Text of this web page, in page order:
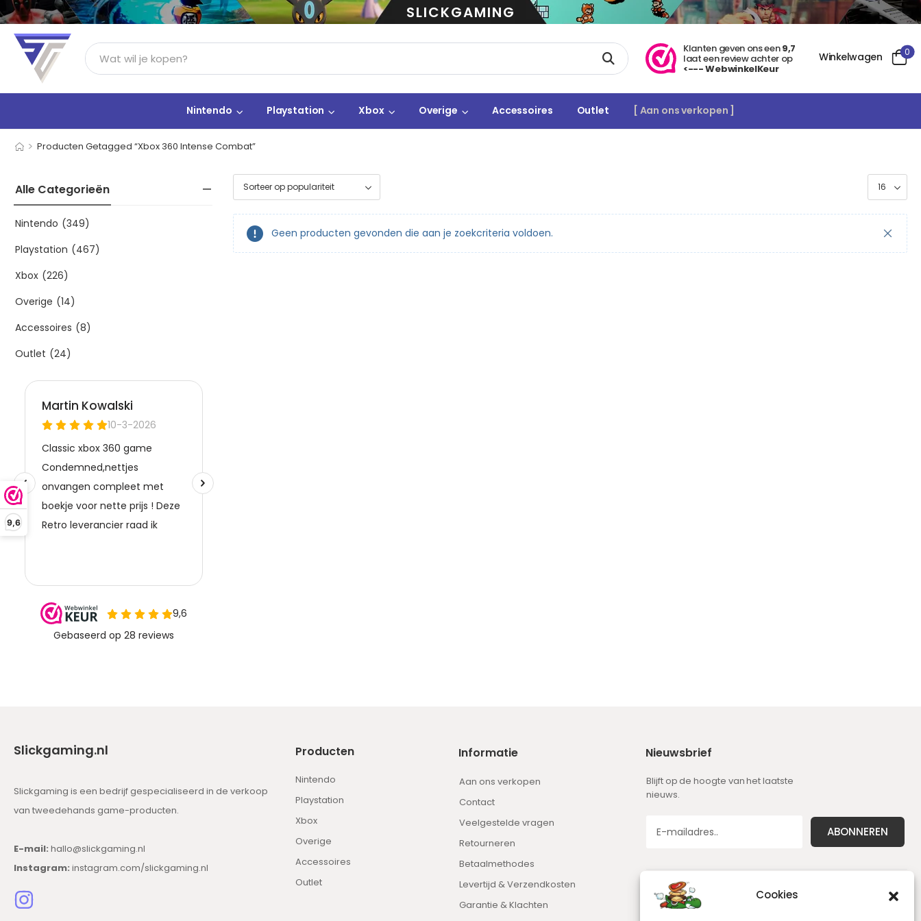
9,6
Cookies
SLICKGAMING
Klanten geven ons een9,7
laat een review achter op
<--- WebwinkelKeur
Winkelwagen 0
Nintendo Playstation Xbox Overige Accessoires Outlet [ Aan ons verkopen ]
> Producten Getagged “Xbox 360 Intense Combat”
Alle Categorieën
Nintendo (349)
Playstation (467)
Xbox (226)
Overige (14)
Accessoires (8)
Outlet (24)
Geen producten gevonden die aan je zoekcriteria voldoen.
Slickgaming.nl
Slickgaming is een bedrijf gespecialiseerd in de verkoop
van tweedehands game-producten.
E-mail: hallo@slickgaming.nl
Instagram: instagram.com/slickgaming.nl
Producten
Nintendo
Playstation
Xbox
Overige
Accessoires
Outlet
Informatie
Aan ons verkopen
Contact
Veelgestelde vragen
Retourneren
Betaalmethodes
Levertijd & Verzendkosten
Garantie & Klachten
Nieuwsbrief
Blijft op de hoogte van het laatste
nieuws.